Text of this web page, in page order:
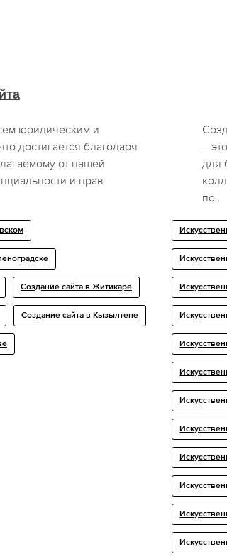
юридическим и
достигается благодаря
от нашей
и прав
Создание сайта в Житикаре
Создание сайта в Кызылтепе
–
для
по .